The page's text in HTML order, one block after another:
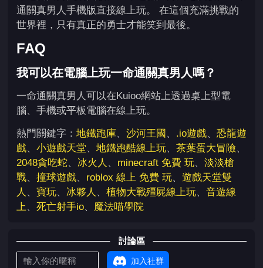
通關真男人手機版直接線上玩。 在這個充滿挑戰的
世界裡，只有真正的勇士才能笑到最後。
FAQ
我可以在電腦上玩一命通關真男人嗎？
一命通關真男人可以在Kuioo網站上透過桌上型電
腦、手機或平板電腦在線上玩。
熱門關鍵字： 地鐵跑庫、 沙河王國 、 .io遊戲、 恐龍遊
戲、 小遊戲天堂、 地鐵跑酷線上玩、 茶葉蛋大冒險、
2048貪吃蛇、 冰火人 、 minecraft 免費 玩、 淡淡槍
戰、 撞球遊戲、 roblox 線上 免費 玩、 遊戲天堂雙
人 、 寶玩、 冰夥人 、 植物大戰殭屍線上玩、 音遊線
上 、 死亡射手io、 魔法喵學院
討論區
加入社群